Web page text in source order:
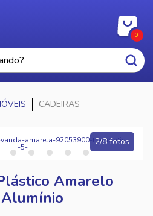
0
CADEIRAS
2/8 fotos
Amarelo